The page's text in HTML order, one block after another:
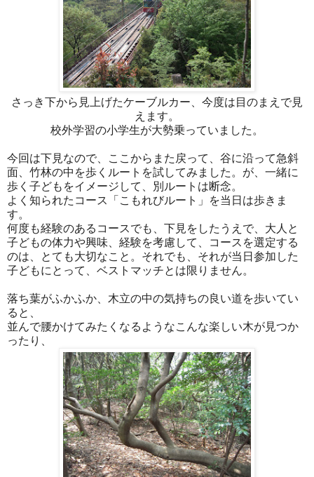
さっき下から見上げたケーブルカー、今度は目のまえで見
えます。
校外学習の小学生が大勢乗っていました。
今回は下見なので、ここからまた戻って、谷に沿って急斜
面、竹林の中を歩くルートを試してみました。が、一緒に
歩く子どもをイメージして、別ルートは断念。
よく知られたコース「こもれびルート」を当日は歩きま
す。
何度も経験のあるコースでも、下見をしたうえで、大人と
子どもの体力や興味、経験を考慮して、コースを選定する
のは、とても大切なこと。それでも、それが当日参加した
子どもにとって、ベストマッチとは限りません。
落ち葉がふかふか、木立の中の気持ちの良い道を歩いてい
ると、
並んで腰かけてみたくなるようなこんな楽しい木が見つか
ったり、